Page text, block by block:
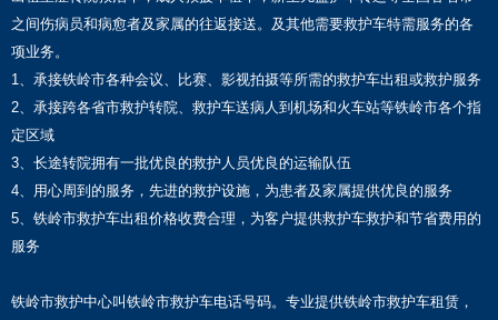
之间伤病员和病愈者及家属的往返接送。及其他需要救护车特需服务的各
项业务。
1、承接铁岭市各种会议、比赛、影视拍摄等所需的救护车出租或救护服务
2、承接跨各省市救护转院、救护车送病人到机场和火车站等铁岭市各个指
定区域
3、长途转院拥有一批优良的救护人员优良的运输队伍
4、用心周到的服务，先进的救护设施，为患者及家属提供优良的服务
5、铁岭市救护车出租价格收费合理，为客户提供救护车救护和节省费用的
服务
铁岭市救护中心叫铁岭市救护车电话号码。专业提供铁岭市救护车租赁，